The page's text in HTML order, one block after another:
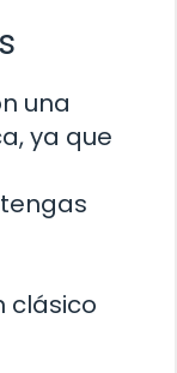
una
ya que
clásico